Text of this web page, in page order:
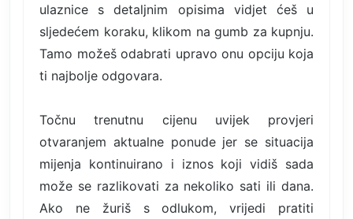
ulaznice s detaljnim opisima vidjet ćeš u
sljedećem koraku, klikom na gumb za kupnju.
Tamo možeš odabrati upravo onu opciju koja
ti najbolje odgovara.
Točnu trenutnu cijenu uvijek provjeri
otvaranjem aktualne ponude jer se situacija
mijenja kontinuirano i iznos koji vidiš sada
može se razlikovati za nekoliko sati ili dana.
Ako ne žuriš s odlukom, vrijedi pratiti